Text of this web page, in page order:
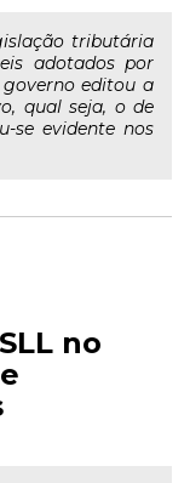
tributária
adotados por
governo editou a
qual seja, o de
se evidente nos
no